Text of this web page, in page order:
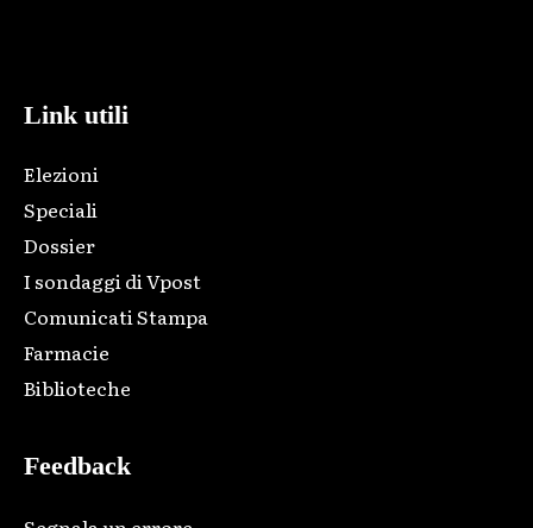
Link utili
Elezioni
Speciali
Dossier
I sondaggi di Vpost
Comunicati Stampa
Farmacie
Biblioteche
Feedback